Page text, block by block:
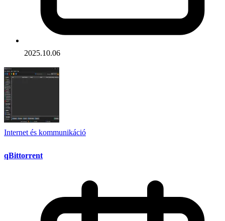
2025.10.06
Internet és kommunikáció
qBittorrent